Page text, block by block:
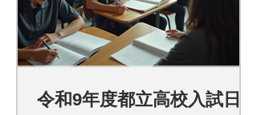
令和9年度都立高校入試日程